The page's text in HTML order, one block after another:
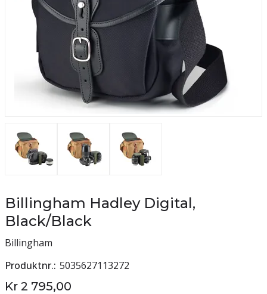
Billingham Hadley Digital,
Black/Black
Billingham
Produktnr. 5035627113272
Kr 2 795,00